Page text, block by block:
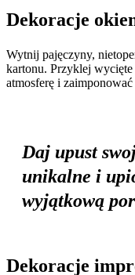
Dekoracje
Wytnij pajęczyny,
kartonu. Przyklej wycięte
atmosferę i zaimponować
Daj upust
unikalne i
wyjątkową
Dekoracje